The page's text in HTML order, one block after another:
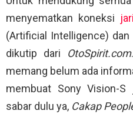
menyematkan koneksi
(Artificial Intelligence)
dikutip dari OtoSpirit.com
memang belum ada
membuat Sony Vision-
sabar dulu ya, Cakap